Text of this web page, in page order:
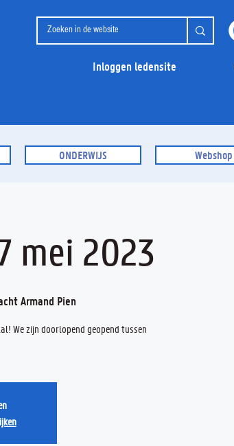
Inloggen ledensite
ONDERWIJS Webshop
mei 2023
Armand Pien
We zijn doorlopend geopend tussen